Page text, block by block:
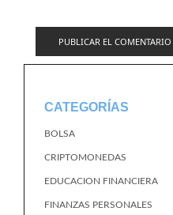
CATEGORÍAS
BOLSA
CRIPTOMONEDAS
EDUCACION FINANCIERA
FINANZAS PERSONALES